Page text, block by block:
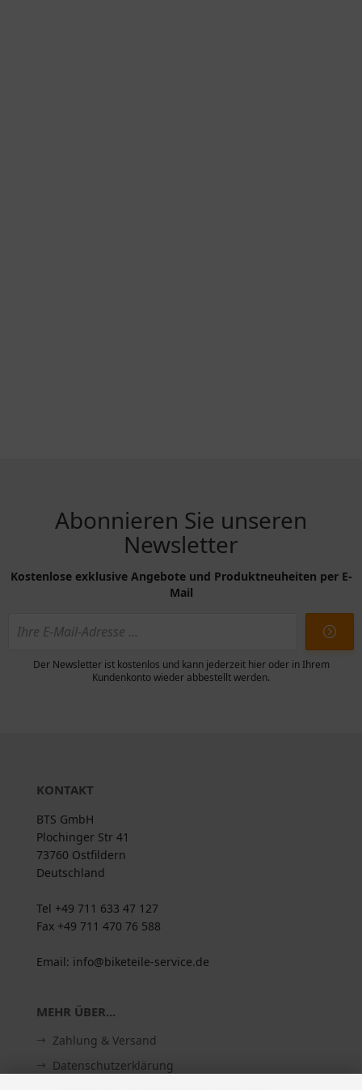
Abonnieren Sie unseren
Newsletter
Kostenlose exklusive Angebote und Produktneuheiten per E-
Mail
Der Newsletter ist kostenlos und kann jederzeit hier oder in Ihrem
Kundenkonto wieder abbestellt werden.
KONTAKT
BTS GmbH
Plochinger Str 41
73760 Ostfildern
Deutschland
Tel +49 711 633 47 127
Fax +49 711 470 76 588
Email: info@biketeile-service.de
MEHR ÜBER...
Zahlung & Versand
Datenschutzerklärung